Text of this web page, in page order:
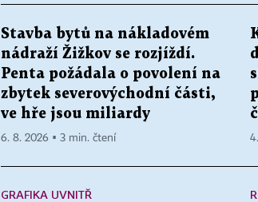
Stavba bytů na nákladovém
nádraží Žižkov se rozjíždí.
Penta požádala o povolení na
zbytek severovýchodní části,
ve hře jsou miliardy
6. 8. 2026 ▪ 3 min. čtení
GRAFIKA UVNITŘ